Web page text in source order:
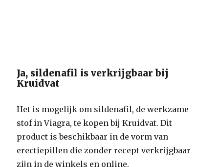
Ja, sildenafil is verkrijgbaar bij
Kruidvat
Het is mogelijk om sildenafil, de werkzame
stof in Viagra, te kopen bij Kruidvat. Dit
product is beschikbaar in de vorm van
erectiepillen die zonder recept verkrijgbaar
zijn in de winkels en online.